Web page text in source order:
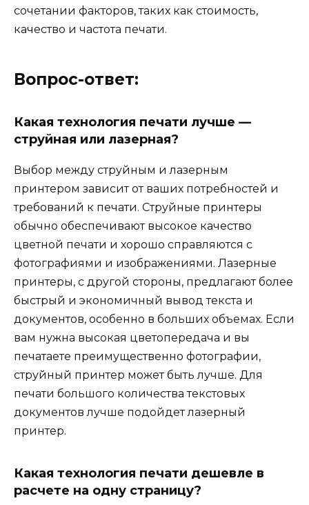
сочетании факторов, таких как стоимость,
качество и частота печати.
Вопрос-ответ:
Какая технология печати лучше —
струйная или лазерная?
Выбор между струйным и лазерным
принтером зависит от ваших потребностей и
требований к печати. Струйные принтеры
обычно обеспечивают высокое качество
цветной печати и хорошо справляются с
фотографиями и изображениями. Лазерные
принтеры, с другой стороны, предлагают более
быстрый и экономичный вывод текста и
документов, особенно в больших объемах. Если
вам нужна высокая цветопередача и вы
печатаете преимущественно фотографии,
струйный принтер может быть лучше. Для
печати большого количества текстовых
документов лучше подойдет лазерный
принтер.
Какая технология печати дешевле в
расчете на одну страницу?